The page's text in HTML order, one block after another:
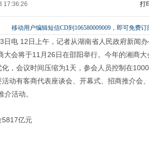
17:36:26 打
移动用户编辑短信CD到106580009009，即可免费订
日电 12日上午，记者从湖南省人民政府新闻
大会将于11 月 26日在邵阳举行。今年的湘商
，会议时间压缩为1 天，参会人员控制在1000
动有客商代表座谈会、开幕式、招商推介会
介活动。
5817亿元